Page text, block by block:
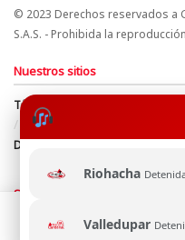
Riohacha
Valledupar
© 2023 Derechos reservados a
S.A.S. - Prohibida la
Nuestros sitios
Términos y Condiciones
Política de uso de cookies
Directrices Editoriales
Síguenos
Esta página web usa
navegación, al continuar